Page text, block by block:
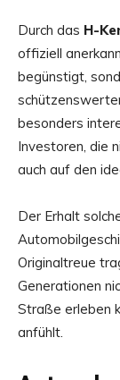
Durch das H-
offiziell
begünstigt,
besonders
Investoren, die
auch auf den
Der Erhalt
Originaltreue
Generationen
Straße erleben
anfühlt.